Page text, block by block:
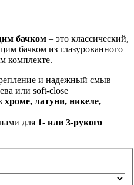
бачком – это классический,
бачком из глазурованного
комплекте.
и надежный смыв
или soft-close
хроме, латуни, никеле,
для 1- или 3-рукого